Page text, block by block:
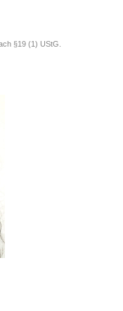
§19 (1) UStG.